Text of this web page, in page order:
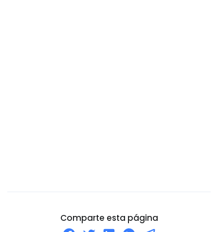
Comparte esta página